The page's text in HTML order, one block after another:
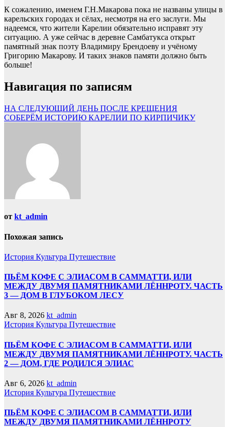
К сожалению, именем Г.Н.Макарова пока не названы улицы в
карельских городах и сёлах, несмотря на его заслуги. Мы
надеемся, что жители Карелии обязательно исправят эту
ситуацию. А уже сейчас в деревне Самбатукса открыт
памятный знак поэту Владимиру Брендоеву и учёному
Григорию Макарову. И таких знаков памяти должно быть
больше!
Навигация по записям
НА СЛЕДУЮЩИЙ ДЕНЬ ПОСЛЕ КРЕЩЕНИЯ
СОБЕРЁМ ИСТОРИЮ КАРЕЛИИ ПО КИРПИЧИКУ
от kt_admin
Похожая запись
История Культура Путешествие
ПЬЁМ КОФЕ С ЭЛИАСОМ В САММАТТИ, ИЛИ
МЕЖДУ ДВУМЯ ПАМЯТНИКАМИ ЛЁННРОТУ. ЧАСТЬ
3 — ДОМ В ГЛУБОКОМ ЛЕСУ
Авг 8, 2026 kt_admin
История Культура Путешествие
ПЬЁМ КОФЕ С ЭЛИАСОМ В САММАТТИ, ИЛИ
МЕЖДУ ДВУМЯ ПАМЯТНИКАМИ ЛЁННРОТУ. ЧАСТЬ
2 — ДОМ, ГДЕ РОДИЛСЯ ЭЛИАС
Авг 6, 2026 kt_admin
История Культура Путешествие
ПЬЁМ КОФЕ С ЭЛИАСОМ В САММАТТИ, ИЛИ
МЕЖДУ ДВУМЯ ПАМЯТНИКАМИ ЛЁННРОТУ